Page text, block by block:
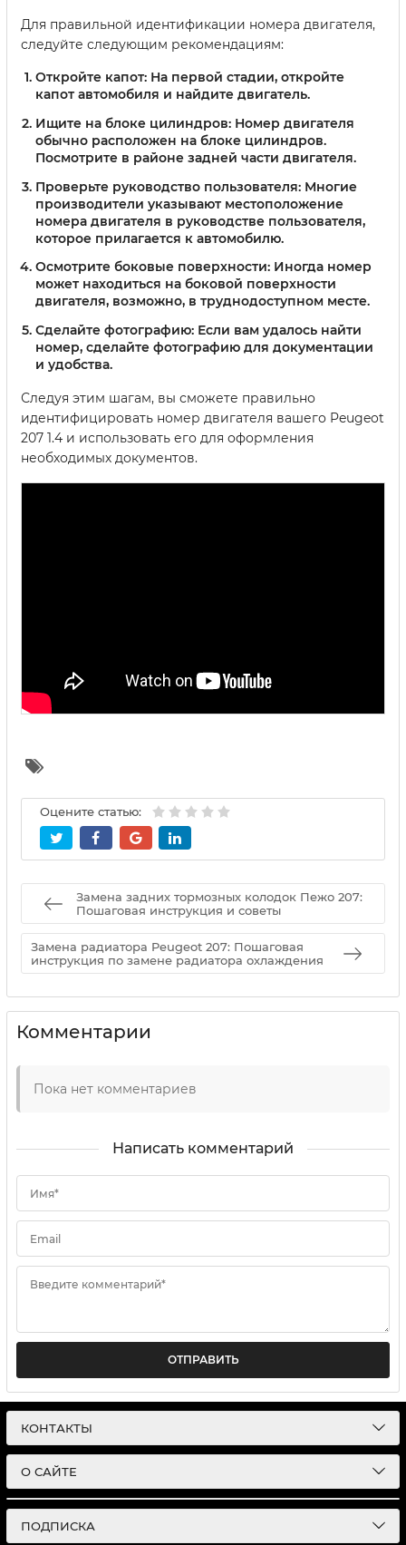
Для правильной идентификации номера двигателя,
следуйте следующим рекомендациям:
Откройте капот: На первой стадии, откройте
капот автомобиля и найдите двигатель.
Ищите на блоке цилиндров: Номер двигателя
обычно расположен на блоке цилиндров.
Посмотрите в районе задней части двигателя.
Проверьте руководство пользователя: Многие
производители указывают местоположение
номера двигателя в руководстве пользователя,
которое прилагается к автомобилю.
Осмотрите боковые поверхности: Иногда номер
может находиться на боковой поверхности
двигателя, возможно, в труднодоступном месте.
Сделайте фотографию: Если вам удалось найти
номер, сделайте фотографию для документации
и удобства.
Следуя этим шагам, вы сможете правильно
идентифицировать номер двигателя вашего Peugeot
207 1.4 и использовать его для оформления
необходимых документов.
Оцените статью:
Замена задних тормозных колодок Пежо 207:
Пошаговая инструкция и советы
Замена радиатора Peugeot 207: Пошаговая
инструкция по замене радиатора охлаждения
Комментарии
Пока нет комментариев
Написать комментарий
Имя*
Email
Введите комментарий*
ОТПРАВИТЬ
КОНТАКТЫ
О САЙТЕ
ПОДПИСКА